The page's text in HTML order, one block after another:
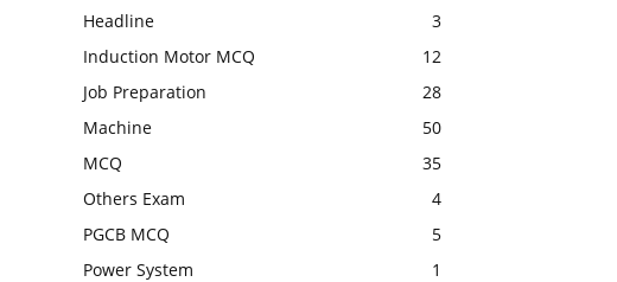
Headline
3
Induction Motor MCQ
12
Job Preparation
28
Machine
50
MCQ
35
Others Exam
4
PGCB MCQ
5
Power System
1